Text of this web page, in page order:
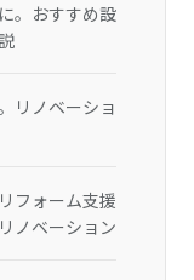
。おすすめ設
リノベーショ
フォーム支援
ノベーション